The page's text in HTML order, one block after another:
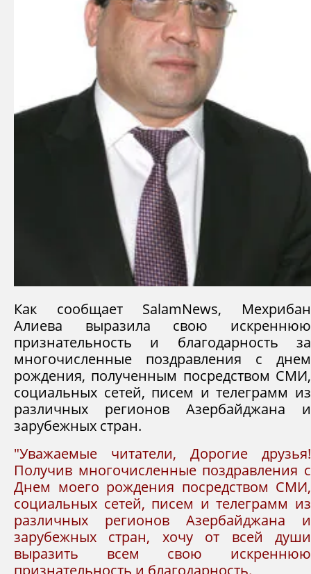
Как сообщает SalamNews, Мехрибан
Алиева выразила свою искреннюю
признательность и благодарность за
многочисленные поздравления с днем
рождения, полученным посредством СМИ,
социальных сетей, писем и телеграмм из
различных регионов Азербайджана и
зарубежных стран.
"Уважаемые читатели, Дорогие друзья!
Получив многочисленные поздравления с
Днем моего рождения посредством СМИ,
социальных сетей, писем и телеграмм из
различных регионов Азербайджана и
зарубежных стран, хочу от всей души
выразить всем свою искреннюю
признательность и благодарность.